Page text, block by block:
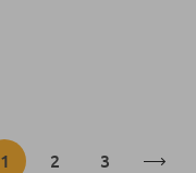
Διαβάζετε
1 Σελίδα
2 Σελίδα
3